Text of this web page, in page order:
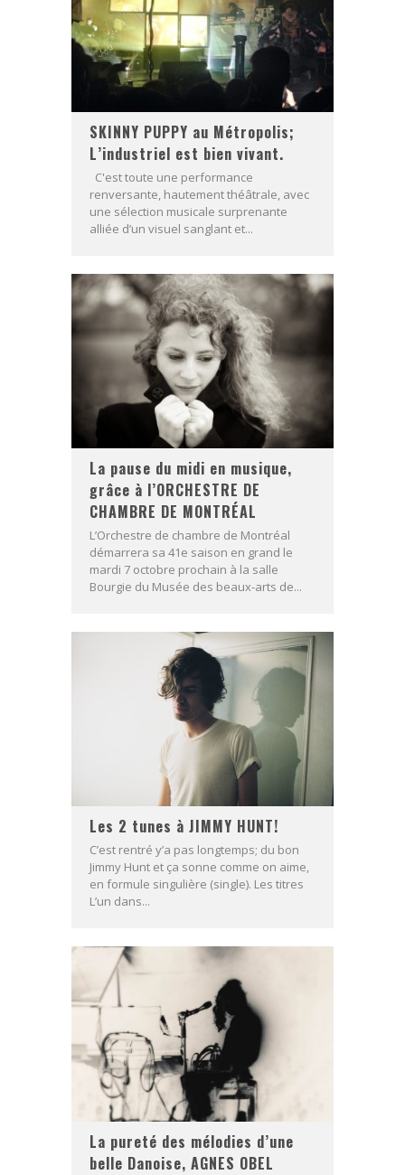
SKINNY PUPPY au Métropolis;
L’industriel est bien vivant.
C'est toute une performance
renversante, hautement théâtrale, avec
une sélection musicale surprenante
alliée d’un visuel sanglant et...
La pause du midi en musique,
grâce à l’ORCHESTRE DE
CHAMBRE DE MONTRÉAL
L’Orchestre de chambre de Montréal
démarrera sa 41e saison en grand le
mardi 7 octobre prochain à la salle
Bourgie du Musée des beaux-arts de...
Les 2 tunes à JIMMY HUNT!
C’est rentré y’a pas longtemps; du bon
Jimmy Hunt et ça sonne comme on aime,
en formule singulière (single). Les titres
L’un dans...
La pureté des mélodies d’une
belle Danoise, AGNES OBEL